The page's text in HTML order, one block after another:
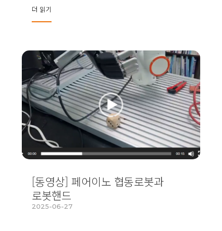
더 읽기
[동영상] 페어이노 협동로봇과
로봇핸드
2025-06-27